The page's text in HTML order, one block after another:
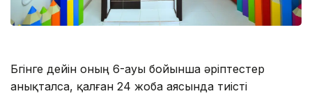
Бүгінге дейін оның 6-ауы бойынша әріптестер
анықталса, қалған 24 жоба аясында тиісті